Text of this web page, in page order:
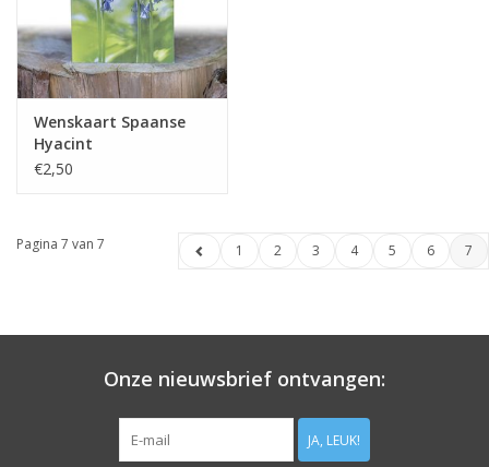
Wenskaart Spaanse
Hyacint
€2,50
Pagina 7 van 7 1 2 3 4 5 6 7
Onze nieuwsbrief ontvangen:
JA, LEUK!